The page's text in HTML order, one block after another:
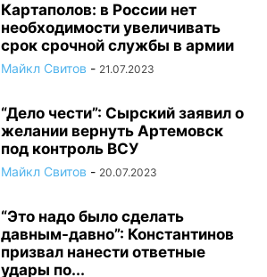
Картаполов: в России нет
необходимости увеличивать
срок срочной службы в армии
Майкл Свитов - 21.07.2023
“Дело чести”: Сырский заявил о
желании вернуть Артемовск
под контроль ВСУ
Майкл Свитов - 20.07.2023
“Это надо было сделать
давным-давно”: Константинов
призвал нанести ответные
удары по...